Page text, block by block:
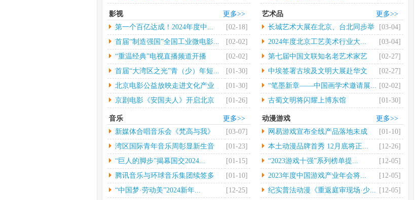
更多>>
影视
第一个百亿达成！2024年度中...
[02-18]
首届“制造强国”全国工业微电影...
[02-02]
“重温经典”电视直播频道开播
[02-02]
首届“大湾区之光”青（少）年短...
[01-30]
北京电影公益放映走进文化产业
园...
[01-30]
京剧电影《安国夫人》开启北京
长...
[01-26]
更多>>
艺术品
长城艺术大展在北京、台北同步举
行
[03-04]
2024年度北京工艺美术行业大...
[03-04]
第七届中国文联知名老艺术家艺
术...
[02-27]
中埃签署古埃及文明大展赴华文
物...
[02-27]
“笔墨新章——中国画学术邀请展... [02-02]
古蜀文明将闪耀上博东馆
[01-30]
更多>>
音乐
新媒体合唱音乐会《梵高与我》
中...
[03-07]
湾区国际青年音乐周彰显新生音
乐...
[01-23]
“巨人的脚步”揭幕国交2024...
[01-15]
腾讯音乐与环球音乐集团续签多
年...
[01-10]
“中国梦·劳动美”2024新年...
[12-25]
更多>>
动漫游戏
网易游戏宣布全线产品落地未成
年...
[01-10]
本土动漫品牌首秀 12月底将正...
[12-26]
“2023游戏十强”系列榜单提...
[12-05]
2023年度中国游戏产业年会将...
[12-05]
纪实普法动漫《重返庭审现场·少... [12-05]